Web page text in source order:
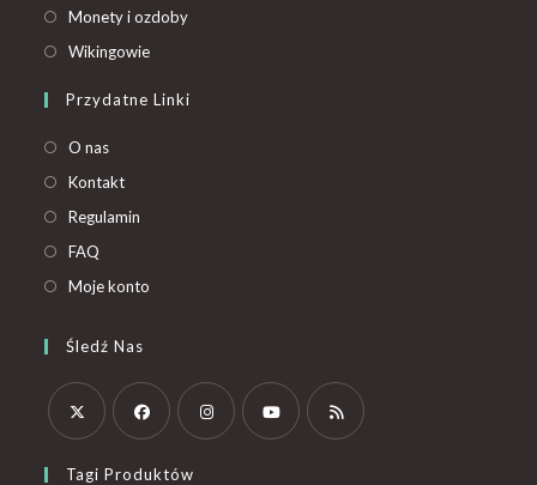
Monety i ozdoby
Wikingowie
Przydatne Linki
O nas
Kontakt
Regulamin
FAQ
Moje konto
Śledź Nas
Tagi Produktów